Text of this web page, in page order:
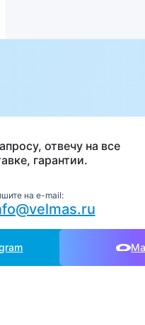
отвечу на все
гарантии.
на e-mail: